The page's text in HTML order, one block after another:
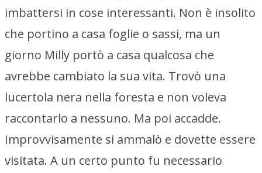
imbattersi in cose interessanti. Non è insolito
che portino a casa foglie o sassi, ma un
giorno Milly portò a casa qualcosa che
avrebbe cambiato la sua vita. Trovò una
lucertola nera nella foresta e non voleva
raccontarlo a nessuno. Ma poi accadde.
Improvvisamente si ammalò e dovette essere
visitata. A un certo punto fu necessario